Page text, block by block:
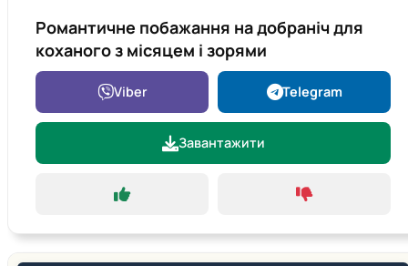
Романтичне побажання на добраніч для
коханого з місяцем і зорями
Viber Telegram
Завантажити